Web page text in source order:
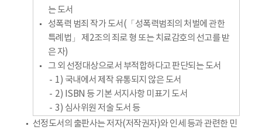
는 도서
성폭력 범죄 작가 도서(「성폭력범죄의 처벌에 관한
특례법」 제2조의 죄로 형 또는 치료감호의 선고를 받
은 자)
그 외 선정대상으로서 부적합하다고 판단되는 도서
1) 국내에서 제작 유통되지 않은 도서
2) ISBN 등 기본 서지사항 미표기 도서
3) 심사위원 저술 도서 등
선정도서의 출판사는 저자(저작권자)와 인세 등과 관련한 민